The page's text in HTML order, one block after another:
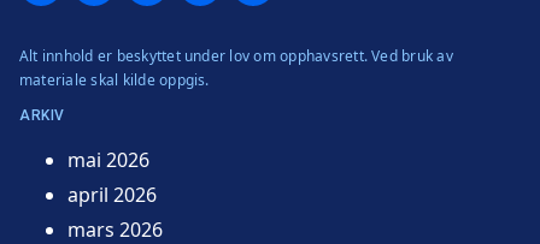
Alt innhold er beskyttet under lov om opphavsrett. Ved bruk av
materiale skal kilde oppgis.
ARKIV
mai 2026
april 2026
mars 2026